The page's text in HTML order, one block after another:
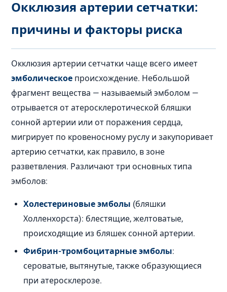
Окклюзия артерии сетчатки:
причины и факторы риска
Окклюзия артерии сетчатки чаще всего имеет
эмболическое происхождение. Небольшой
фрагмент вещества — называемый эмболом —
отрывается от атеросклеротической бляшки
сонной артерии или от поражения сердца,
мигрирует по кровеносному руслу и закупоривает
артерию сетчатки, как правило, в зоне
разветвления. Различают три основных типа
эмболов:
Холестериновые эмболы (бляшки
Холленхорста): блестящие, желтоватые,
происходящие из бляшек сонной артерии.
Фибрин-тромбоцитарные эмболы:
сероватые, вытянутые, также образующиеся
при атеросклерозе.